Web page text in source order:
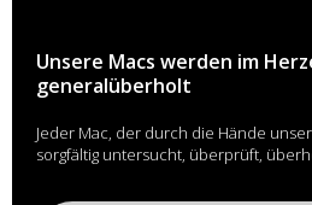
Unsere Macs werden im
generalüberholt
Jeder Mac, der durch die Hände
sorgfältig untersucht, überprüft,